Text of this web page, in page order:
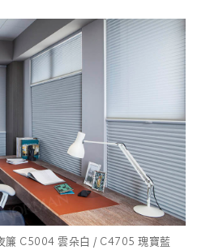
簾 C5004 雲朵白 / C4705 瑰寶藍